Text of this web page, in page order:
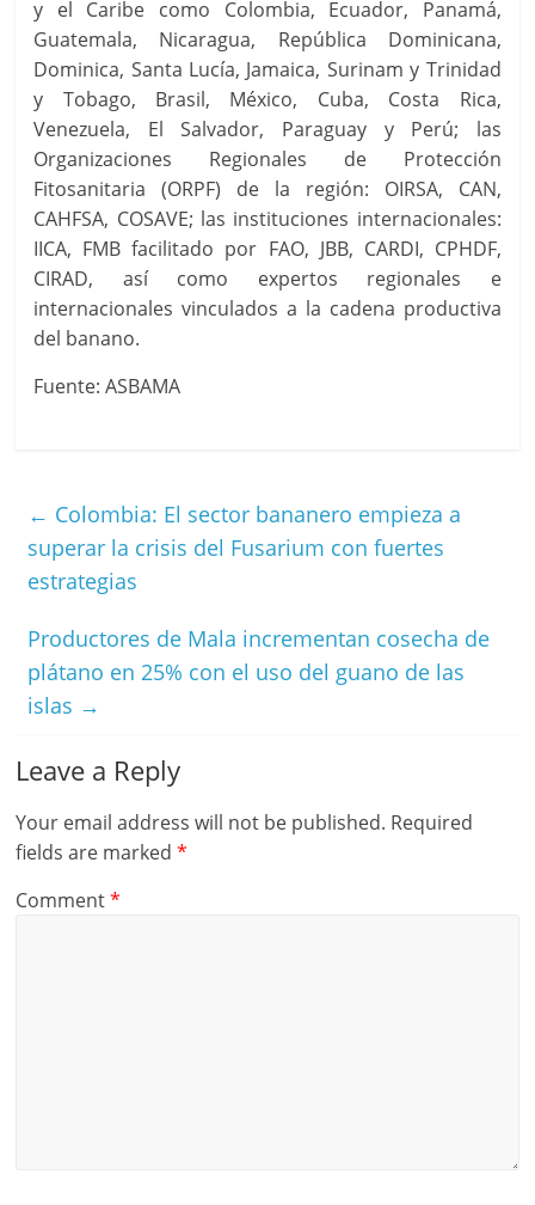
y el Caribe como Colombia, Ecuador, Panamá,
Guatemala, Nicaragua, República Dominicana,
Dominica, Santa Lucía, Jamaica, Surinam y Trinidad
y Tobago, Brasil, México, Cuba, Costa Rica,
Venezuela, El Salvador, Paraguay y Perú; las
Organizaciones Regionales de Protección
Fitosanitaria (ORPF) de la región: OIRSA, CAN,
CAHFSA, COSAVE; las instituciones internacionales:
IICA, FMB facilitado por FAO, JBB, CARDI, CPHDF,
CIRAD, así como expertos regionales e
internacionales vinculados a la cadena productiva
del banano.
Fuente: ASBAMA
← Colombia: El sector bananero empieza a
superar la crisis del Fusarium con fuertes
estrategias
Productores de Mala incrementan cosecha de
plátano en 25% con el uso del guano de las
islas →
Leave a Reply
Your email address will not be published. Required
fields are marked*
Comment*